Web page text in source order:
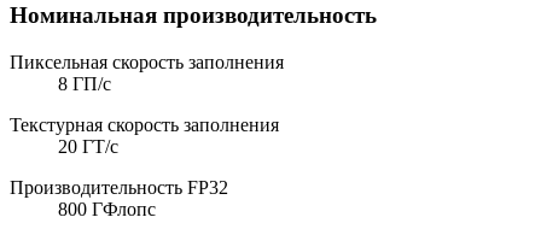
Номинальная производительность
Пиксельная скорость заполнения
8 ГП/с
Текстурная скорость заполнения
20 ГТ/с
Производительность FP32
800 ГФлопс